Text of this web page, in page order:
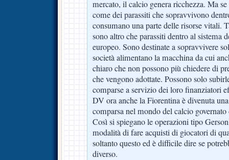
mercato, il calcio genera ricchezza. Ma
come dei parassiti che sopravvivono
consumano una parte delle risorse vitali.
sono altro che parassiti dentro al sistema
europeo. Sono destinate a sopravvivere
società alimentano la macchina da cui
chiaro che non possono più chiedere di
che vengono adottate. Possono solo
comparse a servizio dei loro finanziatori
DV ora anche la Fiorentina è divenuta
comparsa nel mondo del calcio
Così si spiegano le operazioni tipo
modalità di fare acquisti di giocatori di
soltanto questo ed è difficile dire se
diverso.